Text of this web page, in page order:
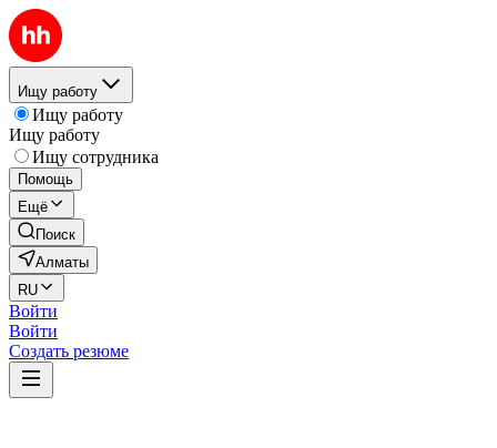
Ищу работу
Ищу работу
Ищу работу
Ищу сотрудника
Помощь
Ещё
Поиск
Алматы
RU
Войти
Войти
Создать резюме